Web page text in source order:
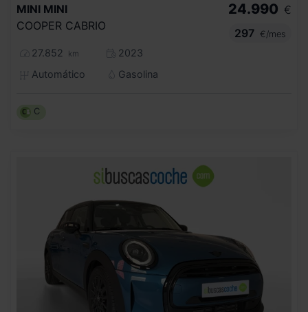
MINI MINI
COOPER CABRIO
27.852 km
2023
Automático
Gasolina
24.990 €
297
€/mes
C